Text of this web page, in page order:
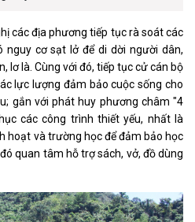
các địa phương tiếp tục rà soát các
nguy cơ sạt lở để di dời người dân,
lơ là. Cùng với đó, tiếp tục cử cán bộ
lực lượng đảm bảo cuộc sống cho
gắn với phát huy phương châm "4
các công trình thiết yếu, nhất là
hoạt và trường học để đảm bảo học
quan tâm hỗ trợ sách, vở, đồ dùng